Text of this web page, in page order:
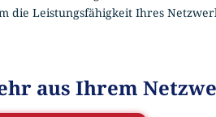
die Leistungsfähigkeit Ihres
aus Ihrem